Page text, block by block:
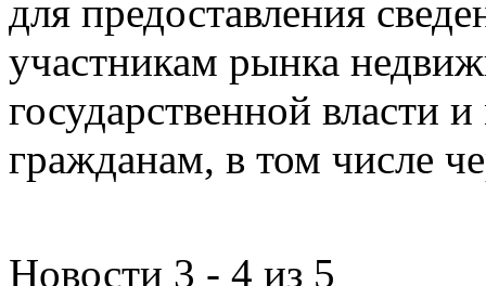
для предоставления
участникам рынка
государственной власти
гражданам, в том числе
Новости 3 - 4 из 5